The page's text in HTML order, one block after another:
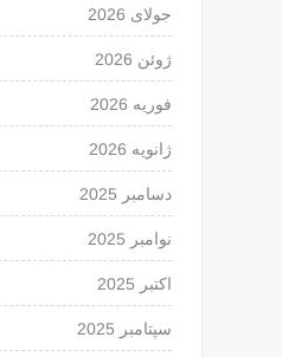
جولای 2026
ژوئن 2026
فوریه 2026
ژانویه 2026
دسامبر 2025
نوامبر 2025
اکتبر 2025
سپتامبر 2025